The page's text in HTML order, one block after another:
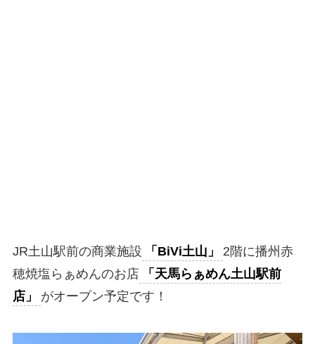
JR土山駅前の商業施設 「BiVi土山」
2階に播州赤
穂焼塩らぁめんのお店
「天馬らぁめん土山駅前
店」
がオープン予定です！